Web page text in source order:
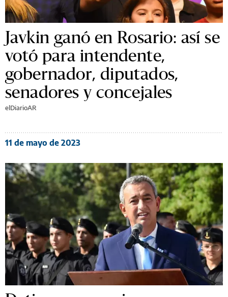
Javkin ganó en Rosario: así se
votó para intendente,
gobernador, diputados,
senadores y concejales
elDiarioAR
11 de mayo de 2023